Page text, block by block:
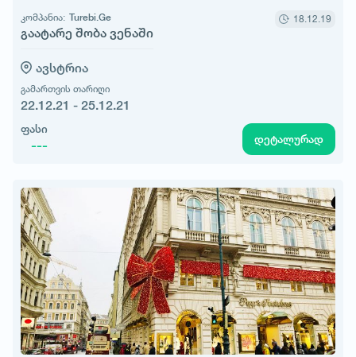
კომპანია: Turebi.Ge
გაატარე შობა ვენაში
18.12.19
ავსტრია
გამართვის თარიღი
22.12.21 - 25.12.21
ფასი
--- დეტალურად